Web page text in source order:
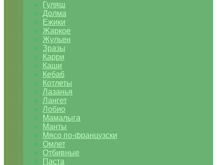
Гуляш
Долма
Ежики
Жаркое
Жульен
Зразы
Карри
Каши
Кебаб
Котлеты
Лазанья
Лангет
Лобио
Мамалыга
Манты
Мясо по-французски
Омлет
Отбивные
Паста